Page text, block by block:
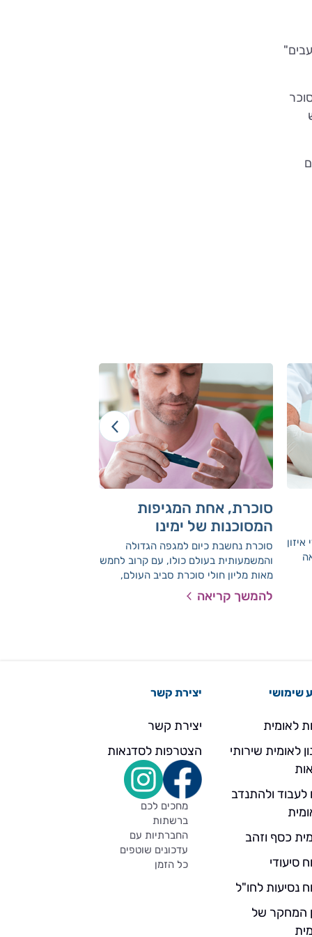
סוכרת, אחת המגיפות
המסוכנות של ימינו
סוכרת נחשבת כיום למגפה הגדולה
והמשמעותית בעולם כולו, עם קרוב לחמש
מאות מליון חולי סוכרת סביב העולם,
וקרוב ל- 500,000 חולים בישראל.
לסוכרת עלולות להיות השלכות
להמשך קריאה
שימושי
לאומית
לאומית שירותי
לעבוד ולהתנדב
כסף וזהב
סיעודי
נסיעות לחו"ל
המחקר של
יצירת קשר
יצירת קשר
הצטרפות לסדנאות
מחכים לכם
ברשתות
החברתיות עם
עדכונים שוטפים
כל הזמן